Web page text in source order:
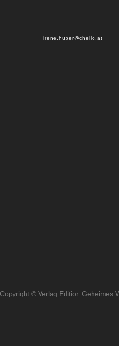
irene.huber@chello.at
Copyright © Verlag Edition Geheimes